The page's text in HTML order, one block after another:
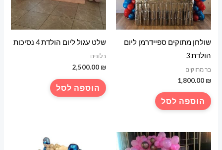
שולחן מתוקים ספיידרמן ליום
הולדת 3
בר מתוקים
1,800.00 ₪
הוספה לסל
שלט עגול ליום הולדת 4 נסיכות
בלונים
2,500.00 ₪
הוספה לסל